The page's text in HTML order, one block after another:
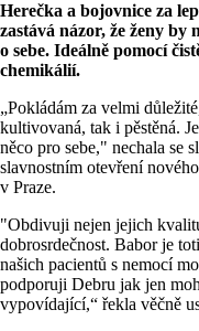
Herečka a bojovnice za
zastává názor, že ženy
o sebe. Ideálně pomocí
chemikálií.
„Pokládám za velmi
kultivovaná, tak i pěstěná.
něco pro sebe," nechala se
slavnostním otevření
v Praze.
"Obdivuji nejen jejich
dobrosrdečnost. Babor je
našich pacientů s nemocí
podporuji Debru jak jen
vypovídající,“ řekla věčně